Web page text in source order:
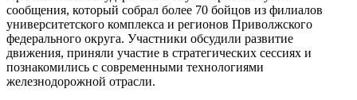
сообщения, который собрал более 70 бойцов из филиалов
университетского комплекса и регионов Приволжского
федерального округа. Участники обсудили развитие
движения, приняли участие в стратегических сессиях и
познакомились с современными технологиями
железнодорожной отрасли.